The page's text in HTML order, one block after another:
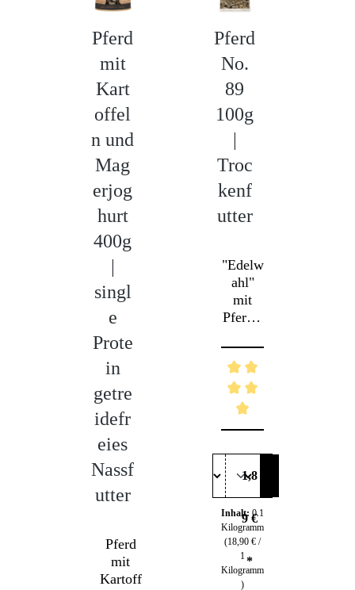
Pferd
mit
Kart
offel
n und
Mag
erjog
hurt
400g
|
singl
e
Prote
in
getre
idefr
eies
Nassf
utter
Pferd
mit
Kartoff
Pferd
No.
89
100g
|
Troc
kenf
utter
"Edelw
ahl"
mit
Pferd -
ive
Vollna
hrung
für
e
Gaume
Inhalt: 0.1
Kilogramm
(18,90 € /
1
Kilogramm
)
1,8
9 €
*
Durchschnittliche